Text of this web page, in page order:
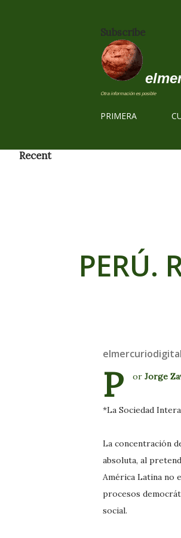
Subscribe
Otra información es posible
PRIMERA
Recent
P or Jorge
*La Sociedad
La concentración
absoluta, al
América Latina no
procesos
social.